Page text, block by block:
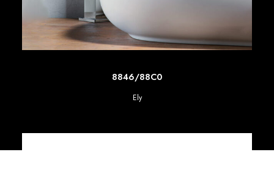
SCOPRI DI PIU'
8846/88C0
Ely